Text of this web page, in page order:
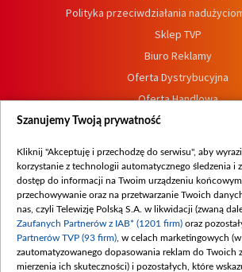
Polityka przeciwdziałania
Sklep TVP
Biuro Reklamy
Oferta Dystrybucyjna
Oferta Handlowa
Dostępność
Procedura zgłoszeń
Szanujemy Twoją prywatność
Kliknij "Akceptuję i przechodzę do serwisu", aby
korzystanie z technologii automatycznego śledzenia i
dostęp do informacji na Twoim urządzeniu
przechowywanie oraz na przetwarzanie Twoich
nas, czyli Telewizję Polską S.A. w likwidacji (zwaną
Zaufanych Partnerów z IAB* (1201 firm) oraz
Partnerów TVP (93 firm) , w celach marketingowych
zautomatyzowanego dopasowania reklam do Twoich
mierzenia ich skuteczności) i pozostałych, które